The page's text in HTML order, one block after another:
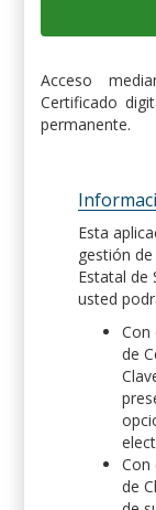
Acceso
Certificado
permanente.
Esta
gestión
Estatal de
usted
Con
de
Con
de